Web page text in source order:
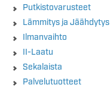
Putkistovarusteet
Lämmitys ja Jäähdytys
Ilmanvaihto
II-Laatu
Sekalaista
Palvelutuotteet